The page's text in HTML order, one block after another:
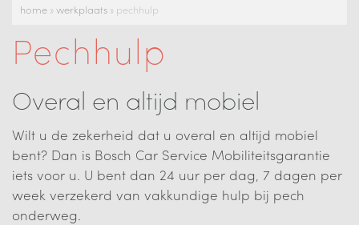
home » werkplaats » pechhulp
Pechhulp
Overal en altijd mobiel
Wilt u de zekerheid dat u overal en altijd mobiel
bent? Dan is Bosch Car Service Mobiliteitsgarantie
iets voor u. U bent dan 24 uur per dag, 7 dagen per
week verzekerd van vakkundige hulp bij pech
onderweg.